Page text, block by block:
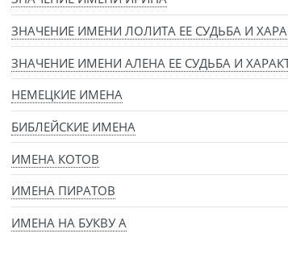
ЗНАЧЕНИЕ ИМЕНИ ЛОЛИТА ЕЕ СУДЬБА И
ЗНАЧЕНИЕ ИМЕНИ АЛЕНА ЕЕ СУДЬБА И
НЕМЕЦКИЕ ИМЕНА
БИБЛЕЙСКИЕ ИМЕНА
ИМЕНА КОТОВ
ИМЕНА ПИРАТОВ
ИМЕНА НА БУКВУ А